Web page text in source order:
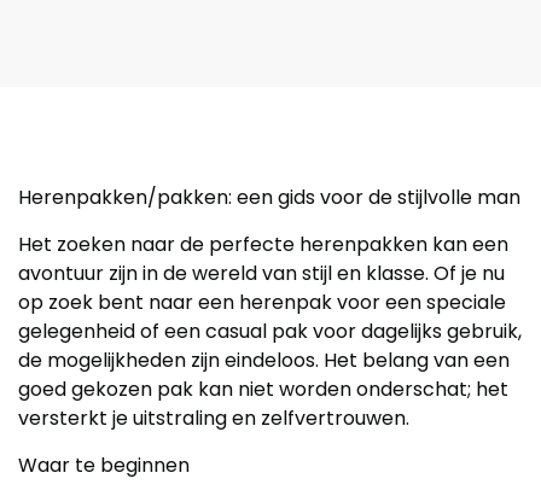
Herenpakken/pakken: een gids voor de stijlvolle man
Het zoeken naar de perfecte herenpakken kan een
avontuur zijn in de wereld van stijl en klasse. Of je nu
op zoek bent naar een herenpak voor een speciale
gelegenheid of een casual pak voor dagelijks gebruik,
de mogelijkheden zijn eindeloos. Het belang van een
goed gekozen pak kan niet worden onderschat; het
versterkt je uitstraling en zelfvertrouwen.
Waar te beginnen